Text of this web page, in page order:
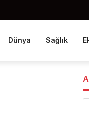
Dünya Sağlık